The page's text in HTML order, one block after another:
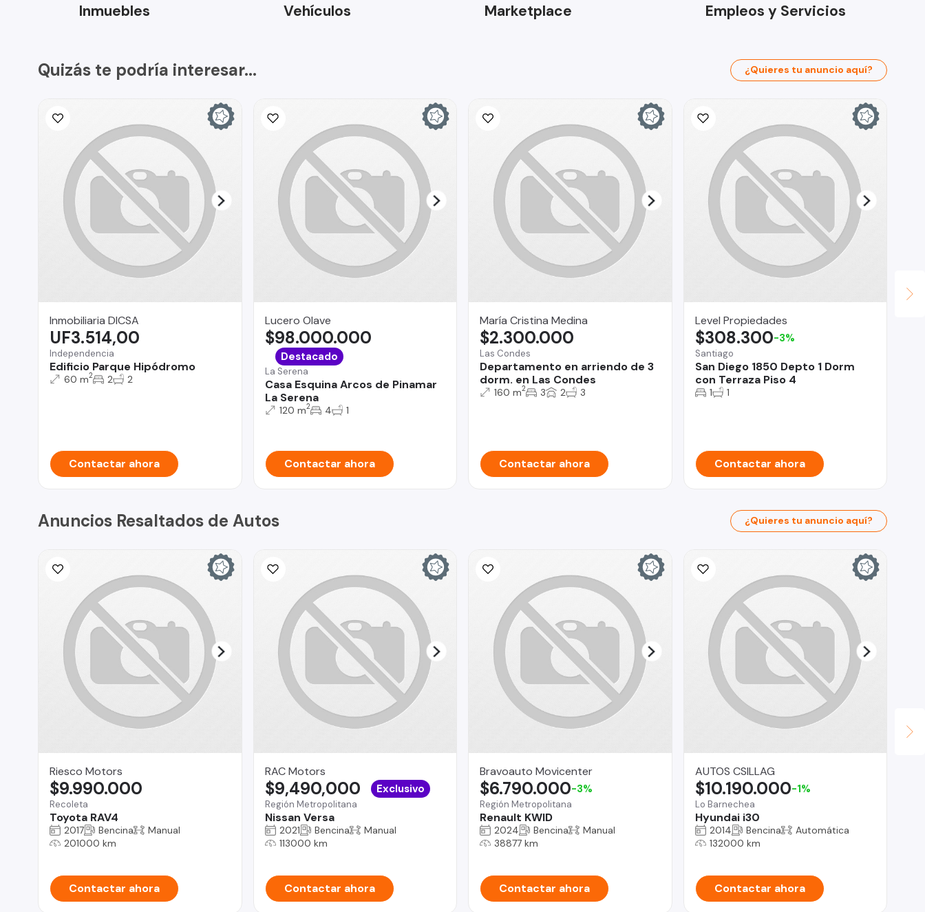
Inmuebles Vehículos Marketplace Empleos y Servicios
Quizás te podría interesar... ¿Quieres tu anuncio aquí?
Inmobiliaria DICSA
Independencia
Edificio Parque Hipódromo
UF3.514,00
60 m2 2 2
Contactar ahora
Lucero Olave
La Serena
Casa Esquina Arcos de Pinamar
La Serena
$98.000.000
Destacado
120 m2 4 1
Contactar ahora
María Cristina Medina
Las Condes
Departamento en arriendo de 3
dorm. en Las Condes
$2.300.000
160 m2 3 2 3
Contactar ahora
Level Propiedades
Santiago
San Diego 1850 Depto 1 Dorm
con Terraza Piso 4
$308.300-3%
1 1
Contactar ahora
Anuncios Resaltados de Autos ¿Quieres tu anuncio aquí?
Riesco Motors
Recoleta
Toyota RAV4
$9.990.000
2017 Bencina
Manual
201000 km
Contactar ahora
RAC Motors
Región Metropolitana
Nissan Versa
$9,490,000 Exclusivo
2021 Bencina
Manual
113000 km
Contactar ahora
Bravoauto Movicenter
Región Metropolitana
Renault KWID
$6.790.000-3%
2024 Bencina
Manual
38877 km
Contactar ahora
AUTOS CSILLAG
Lo Barnechea
Hyundai i30
$10.190.000-1%
2014 Bencina
Automática
132000 km
Contactar ahora